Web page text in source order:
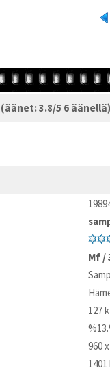
(äänet: 3.8/5 6 äänellä)
Mf /
127
960